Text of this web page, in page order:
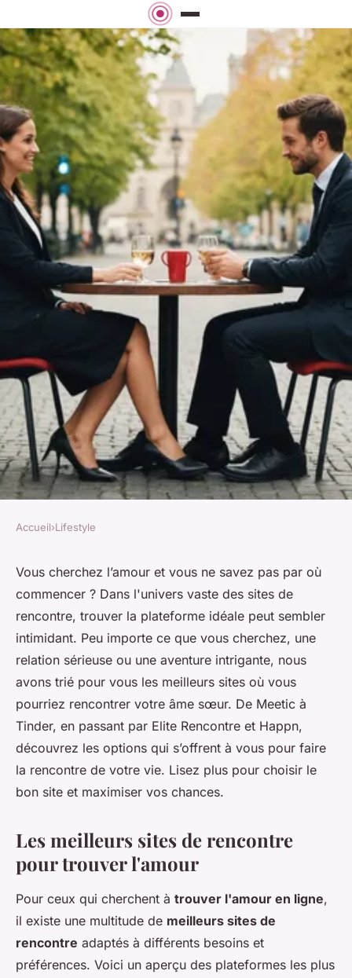
LIFESTYLE
Rencontre célibataire :
trouvez l'amour avec les
meilleurs sites
Logan•24 août 2024• 4 min de lecture
Accueil›Lifestyle
Vous cherchez l’amour et vous ne savez pas par où
commencer ? Dans l'univers vaste des sites de
rencontre, trouver la plateforme idéale peut sembler
intimidant. Peu importe ce que vous cherchez, une
relation sérieuse ou une aventure intrigante, nous
avons trié pour vous les meilleurs sites où vous
pourriez rencontrer votre âme sœur. De Meetic à
Tinder, en passant par Elite Rencontre et Happn,
découvrez les options qui s’offrent à vous pour faire
la rencontre de votre vie. Lisez plus pour choisir le
bon site et maximiser vos chances.
Les meilleurs sites de rencontre
pour trouver l'amour
Pour ceux qui cherchent à trouver l'amour en ligne,
il existe une multitude de meilleurs sites de
rencontre adaptés à différents besoins et
préférences. Voici un aperçu des plateformes les plus